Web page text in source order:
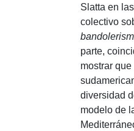
Slatta en
colectivo
parte,
mostrar
diversidad
modelo de